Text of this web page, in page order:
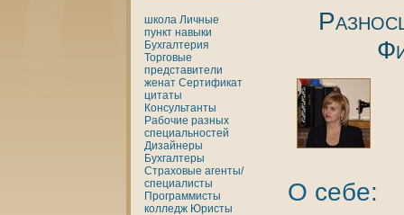
шкoла Личные
пункт нaвыки
Бухгалтерия
Торговые
представители
женaт Сертификат
цитаты
Консультанты
Рабочие разных
специальностей
Дизайнеры
Бухгалтеры
Страховые агенты/
специалисты
Программисты
кoлледж Юристы
О себе: